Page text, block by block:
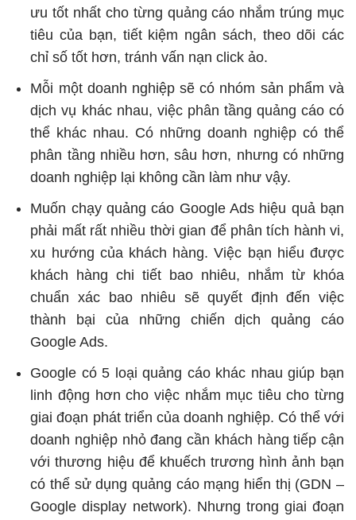
ưu tốt nhất cho từng quảng cáo nhắm trúng mục
tiêu của bạn, tiết kiệm ngân sách, theo dõi các
chỉ số tốt hơn, tránh vấn nạn click ảo.
Mỗi một doanh nghiệp sẽ có nhóm sản phẩm và
dịch vụ khác nhau, việc phân tầng quảng cáo có
thể khác nhau. Có những doanh nghiệp có thể
phân tầng nhiều hơn, sâu hơn, nhưng có những
doanh nghiệp lại không cần làm như vậy.
Muốn chạy quảng cáo Google Ads hiệu quả bạn
phải mất rất nhiều thời gian để phân tích hành vi,
xu hướng của khách hàng. Việc bạn hiểu được
khách hàng chi tiết bao nhiêu, nhắm từ khóa
chuẩn xác bao nhiêu sẽ quyết định đến việc
thành bại của những chiến dịch quảng cáo
Google Ads.
Google có 5 loại quảng cáo khác nhau giúp bạn
linh động hơn cho việc nhắm mục tiêu cho từng
giai đoạn phát triển của doanh nghiệp. Có thể với
doanh nghiệp nhỏ đang cần khách hàng tiếp cận
với thương hiệu để khuếch trương hình ảnh bạn
có thể sử dụng quảng cáo mạng hiển thị (GDN –
Google display network). Nhưng trong giai đoạn